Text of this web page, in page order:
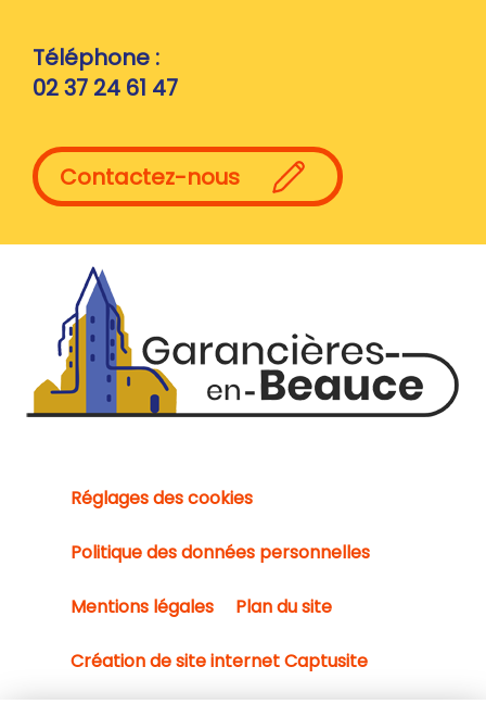
Téléphone :
02 37 24 61 47
Contactez-nous
Réglages des cookies
Politique des données personnelles
Mentions légales Plan du site
Création de site internet Captusite